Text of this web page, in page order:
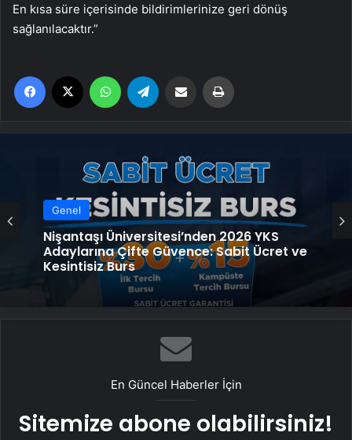
En kısa süre içerisinde bildirimlerinize geri dönüş
sağlanılacaktır.”
Facebook WhatsApp Email'den paylaş
Genel
Nişantaşı Üniversitesi’nden 2026 YKS
Adaylarına Çifte Güvence: Sabit Ücret ve
Genel
Ankara rent a car
En Güncel Haberler İçin
Sitemize abone olabilirsiniz!